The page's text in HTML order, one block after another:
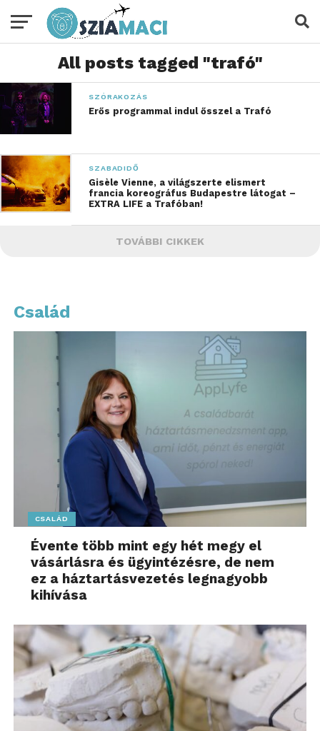
All posts tagged "trafó"
SZÓRAKOZÁS
Erős programmal indul ősszel a Trafó
SZABADIDŐ
Gisèle Vienne, a világszerte elismert
francia koreográfus Budapestre látogat –
EXTRA LIFE a Trafóban!
TOVÁBBI CIKKEK
Család
CSALÁD
Évente több mint egy hét megy el
vásárlásra és ügyintézésre, de nem
ez a háztartásvezetés legnagyobb
kihívása